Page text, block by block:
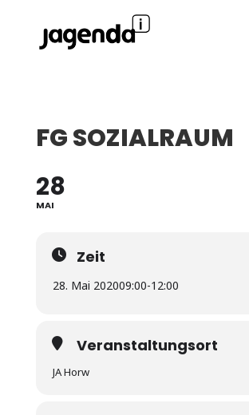
FG SOZIALRAUM
28
MAI
Zeit
28. Mai 202009:00-12:00
Veranstaltungsort
JA Horw